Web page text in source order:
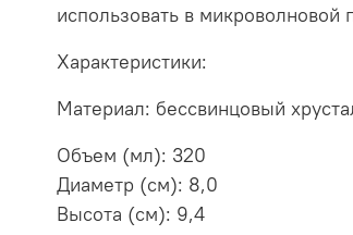
использовать в микроволновой
Характеристики:
Материал: бессвинцовый
Объем (мл): 320
Диаметр (см): 8,0
Высота (см): 9,4